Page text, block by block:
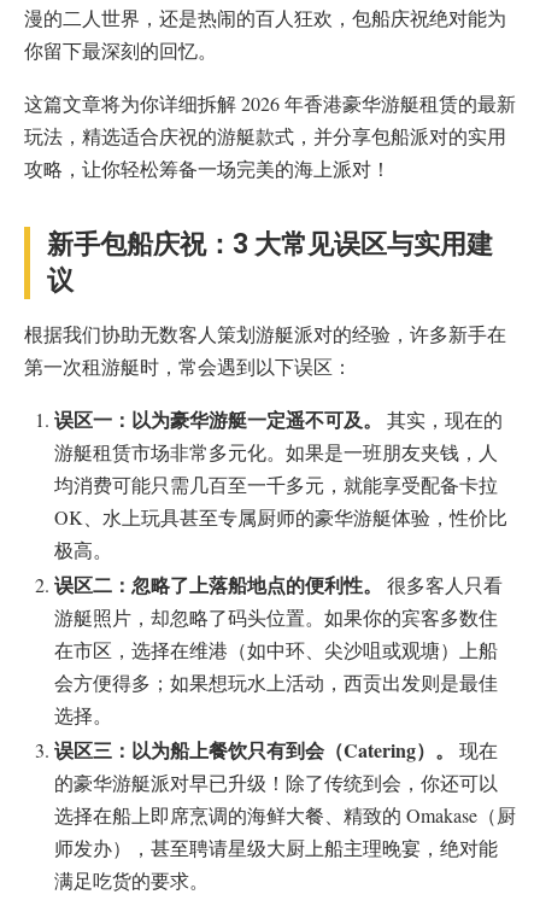
漫的二人世界，还是热闹的百人狂欢，包船庆祝绝对能为
你留下最深刻的回忆。
这篇文章将为你详细拆解 2026 年香港豪华游艇租赁的最新
玩法，精选适合庆祝的游艇款式，并分享包船派对的实用
攻略，让你轻松筹备一场完美的海上派对！
新手包船庆祝：3 大常见误区与实用建
议
根据我们协助无数客人策划游艇派对的经验，许多新手在
第一次租游艇时，常会遇到以下误区：
误区一：以为豪华游艇一定遥不可及。
其实，现在的
游艇租赁市场非常多元化。如果是一班朋友夹钱，人
均消费可能只需几百至一千多元，就能享受配备卡拉
OK、水上玩具甚至专属厨师的豪华游艇体验，性价比
极高。
误区二：忽略了上落船地点的便利性。
很多客人只看
游艇照片，却忽略了码头位置。如果你的宾客多数住
在市区，选择在维港（如中环、尖沙咀或观塘）上船
会方便得多；如果想玩水上活动，西贡出发则是最佳
选择。
误区三：以为船上餐饮只有到会（Catering）。
现在
的豪华游艇派对早已升级！除了传统到会，你还可以
选择在船上即席烹调的海鲜大餐、精致的 Omakase（厨
师发办），甚至聘请星级大厨上船主理晚宴，绝对能
满足吃货的要求。